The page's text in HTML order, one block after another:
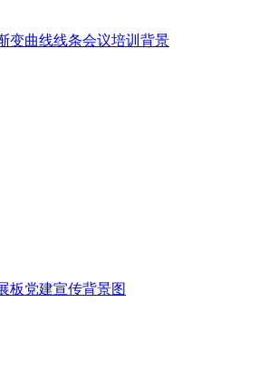
变曲线线条会议培训背景
板党建宣传背景图